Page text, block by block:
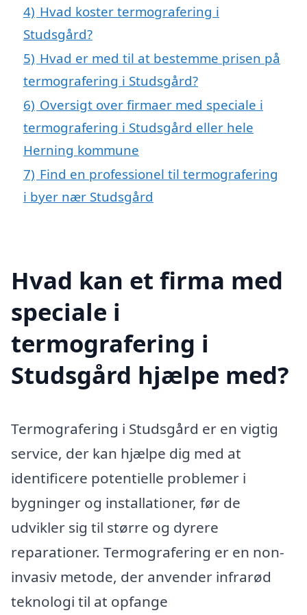
4) Hvad koster termografering i
Studsgård?
5) Hvad er med til at bestemme prisen på
termografering i Studsgård?
6) Oversigt over firmaer med speciale i
termografering i Studsgård eller hele
Herning kommune
7) Find en professionel til termografering
i byer nær Studsgård
Hvad kan et firma med
speciale i
termografering i
Studsgård hjælpe med?
Termografering i Studsgård er en vigtig
service, der kan hjælpe dig med at
identificere potentielle problemer i
bygninger og installationer, før de
udvikler sig til større og dyrere
reparationer. Termografering er en non-
invasiv metode, der anvender infrarød
teknologi til at opfange